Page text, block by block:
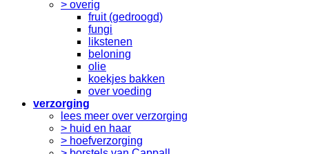
> overig
fruit (gedroogd)
fungi
likstenen
beloning
olie
koekjes bakken
over voeding
verzorging
lees meer over verzorging
> huid en haar
> hoefverzorging